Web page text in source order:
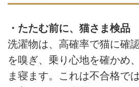
・たたむ前に、猫さま検品
洗濯物は、高確率で猫に確
を嗅ぎ、乗り心地を確かめ
ま寝ます。これは不合格で